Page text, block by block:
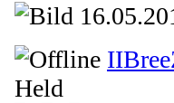
Held